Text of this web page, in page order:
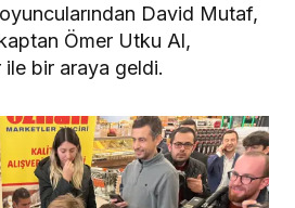
David Mutaf,
Ömer Utku Al,
bir araya geldi.